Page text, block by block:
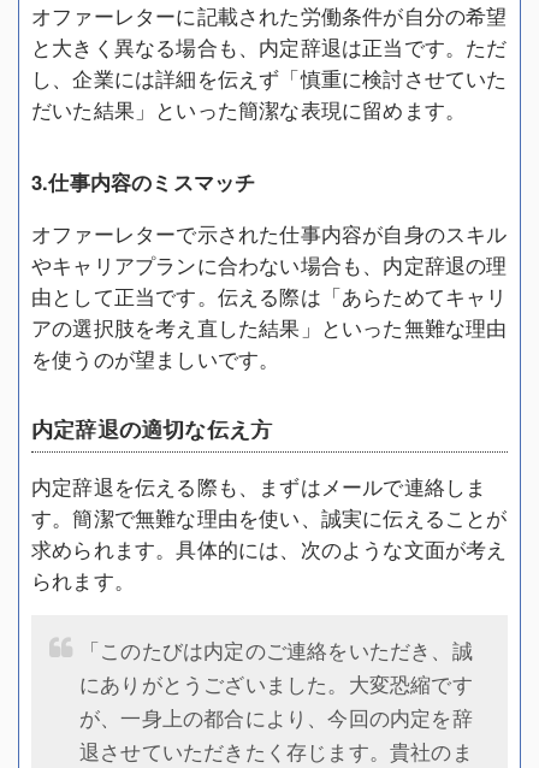
オファーレターに記載された労働条件が自分の希望
と大きく異なる場合も、内定辞退は正当です。ただ
し、企業には詳細を伝えず「慎重に検討させていた
だいた結果」といった簡潔な表現に留めます。
3.仕事内容のミスマッチ
オファーレターで示された仕事内容が自身のスキル
やキャリアプランに合わない場合も、内定辞退の理
由として正当です。伝える際は「あらためてキャリ
アの選択肢を考え直した結果」といった無難な理由
を使うのが望ましいです。
内定辞退の適切な伝え方
内定辞退を伝える際も、まずはメールで連絡しま
す。簡潔で無難な理由を使い、誠実に伝えることが
求められます。具体的には、次のような文面が考え
られます。
「このたびは内定のご連絡をいただき、誠
にありがとうございました。大変恐縮です
が、一身上の都合により、今回の内定を辞
退させていただきたく存じます。貴社のま